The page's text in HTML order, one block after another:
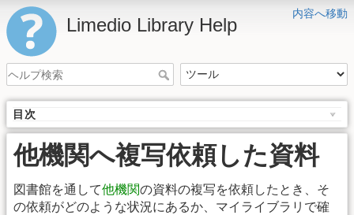
内容へ移動
Limedio Library Help
目次
他機関へ複写依頼した資料
図書館を通して他機関の資料の複写を依頼したとき、そ
の依頼がどのような状況にあるか、マイライブラリで確